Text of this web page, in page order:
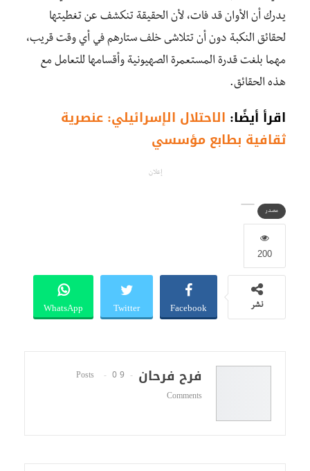
يدرك أن الأوان قد فات، لأن الحقيقة تنكشف عن تغطيتها
لحقائق النكبة دون أن تتلاشى خلف ستارهم في أي وقت قريب،
مهما بلغت قدرة المستعمرة الصهيونية وأقسامها للتعامل مع
هذه الحقائق.
اقرأ أيضًا: الاحتلال الإسرائيلي: عنصرية
ثقافية بطابع مؤسسي
إعلان
مصدر
200
نشر Facebook
Twitter
WhatsApp
فرح فرحان 9 Posts
0
Comments